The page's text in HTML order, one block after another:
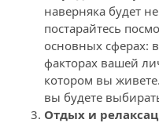
наверняка будет
постарайтесь
основных сферах:
факторах вашей
котором вы
вы будете
Отдых и